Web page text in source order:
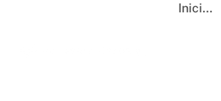
Iniciar